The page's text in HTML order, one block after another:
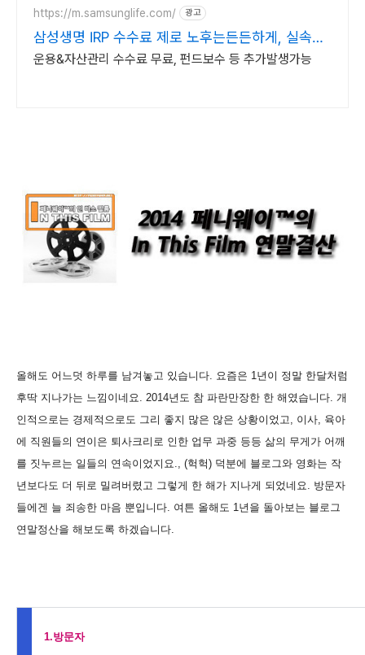
https://m.samsunglife.com/ 광고
삼성생명 IRP 수수료 제로 노후는든든하게, 실속은
제대로
운용&자산관리 수수료 무료, 펀드보수 등 추가발생가능
올해도 어느덧 하루를 남겨놓고 있습니다. 요즘은 1년이 정말 한달처럼
후딱 지나가는 느낌이네요. 2014년도 참 파란만장한 한 해였습니다. 개
인적으로는 경제적으로도 그리 좋지 많은 않은 상황이었고, 이사, 육아
에 직원들의 연이은 퇴사크리로 인한 업무 과중 등등 삶의 무게가 어깨
를 짓누르는 일들의 연속이었지요., (헉헉) 덕분에 블로그와 영화는 작
년보다도 더 뒤로 밀려버렸고 그렇게 한 해가 지나게 되었네요. 방문자
들에겐 늘 죄송한 마음 뿐입니다. 여튼 올해도 1년을 돌아보는 블로그
연말정산을 해보도록 하겠습니다.
1.방문자